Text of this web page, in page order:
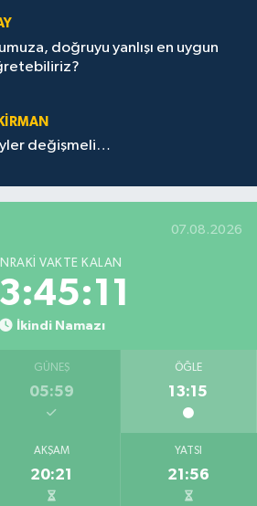
doğruyu yanlışı en uygun
değişmeli…
07.08.2026
VAKTE KALAN
İkindi Namazı
GÜNEŞ
05:59
ÖĞLE
13:15
AKŞAM
20:21
YATSI
21:56